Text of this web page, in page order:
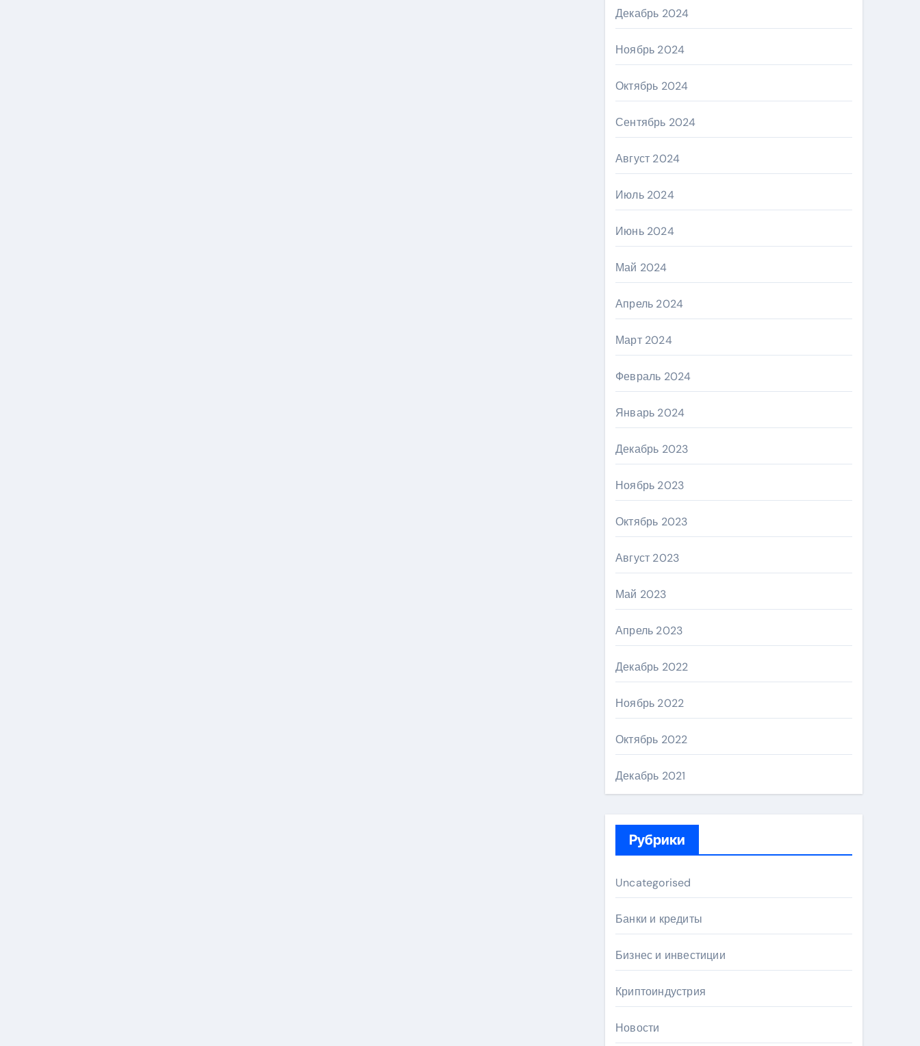
Декабрь 2024
Ноябрь 2024
Октябрь 2024
Сентябрь 2024
Август 2024
Июль 2024
Июнь 2024
Май 2024
Апрель 2024
Март 2024
Февраль 2024
Январь 2024
Декабрь 2023
Ноябрь 2023
Октябрь 2023
Август 2023
Май 2023
Апрель 2023
Декабрь 2022
Ноябрь 2022
Октябрь 2022
Декабрь 2021
Рубрики
Uncategorised
Банки и кредиты
Бизнес и инвестиции
Криптоиндустрия
Новости